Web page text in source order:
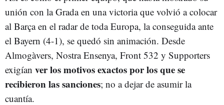
unión con la Grada en una victoria que volvió a colocar
al Barça en el radar de toda Europa, la conseguida ante
el Bayern (4-1), se quedó sin animación. Desde
Almogàvers, Nostra Ensenya, Front 532 y Supporters
exigían ver los motivos exactos por los que se
recibieron las sanciones; no a dejar de asumir la
cuantía.